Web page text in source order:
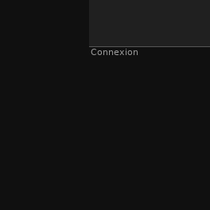
Connexion